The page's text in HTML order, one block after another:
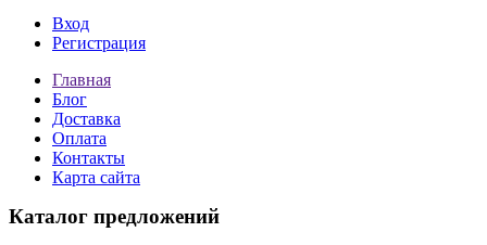
Вход
Регистрация
Главная
Блог
Доставка
Оплата
Контакты
Карта сайта
Каталог предложений